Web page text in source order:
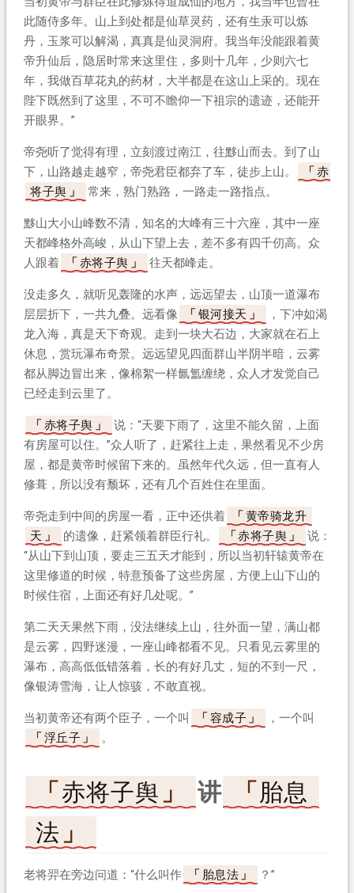
此随侍多年。山上到处都是仙草灵药，还有生汞可以炼
丹，玉浆可以解渴，真真是仙灵洞府。我当年没能跟着黄
帝升仙后，隐居时常来这里住，多则十几年，少则六七
年，我做百草花丸的药材，大半都是在这山上采的。现在
陛下既然到了这里，不可不瞻仰一下祖宗的遗迹，还能开
开眼界。”
帝尧听了觉得有理，立刻渡过南江，往黟山而去。到了山
下，山路越走越窄，帝尧君臣都弃了车，徒步上山。
赤
将子舆
常来，熟门熟路，一路走一路指点。
黟山大小山峰数不清，知名的大峰有三十六座，其中一座
天都峰格外高峻，从山下望上去，差不多有四千仞高。众
人跟着
赤将子舆 往天都峰走。
没走多久，就听见轰隆的水声，远远望去，山顶一道瀑布
层层折下，一共九叠。远看像
银河接天
，下冲如渴
龙入海，真是天下奇观。走到一块大石边，大家就在石上
休息，赏玩瀑布奇景。远远望见四面群山半阴半暗，云雾
都从脚边冒出来，像棉絮一样氤氲缠绕，众人才发觉自己
已经走到云里了。
赤将子舆
说：“天要下雨了，这里不能久留，上面
有房屋可以住。”众人听了，赶紧往上走，果然看见不少房
屋，都是黄帝时候留下来的。虽然年代久远，但一直有人
修葺，所以没有颓坏，还有几个百姓住在里面。
帝尧走到中间的房屋一看，正中还供着
黄帝骑龙升
天
的遗像，赶紧领着群臣行礼。 赤将子舆
说：
“从山下到山顶，要走三五天才能到，所以当初轩辕黄帝在
这里修道的时候，特意预备了这些房屋，方便上山下山的
时候住宿，上面还有好几处呢。”
第二天天果然下雨，没法继续上山，往外面一望，满山都
是云雾，四野迷漫，一座山峰都看不见。只看见云雾里的
瀑布，高高低低错落着，长的有好几丈，短的不到一尺，
像银涛雪海，让人惊骇，不敢直视。
当初黄帝还有两个臣子，一个叫 容成子
，一个叫
浮丘子
。
赤将子舆 讲
胎息
法
老将羿在旁边问道：“什么叫作 胎息法 ？”